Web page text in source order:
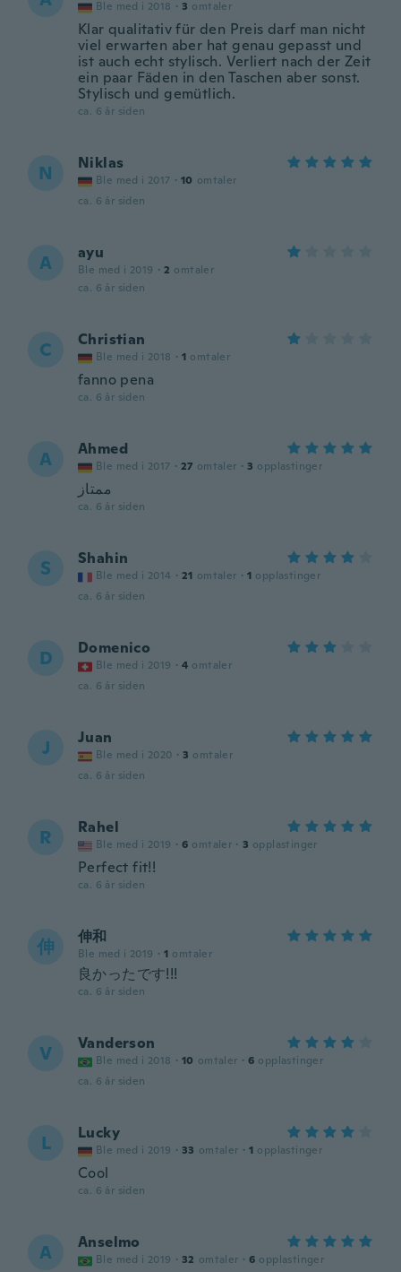
Ble med i 2018 · 3 omtaler
Klar qualitativ für den Preis darf man nicht
viel erwarten aber hat genau gepasst und
ist auch echt stylisch. Verliert nach der Zeit
ein paar Fäden in den Taschen aber sonst.
Stylisch und gemütlich.
ca. 6 år siden
N Niklas
Ble med i 2017 · 10 omtaler
ca. 6 år siden
A ayu
Ble med i 2019 · 2 omtaler
ca. 6 år siden
C Christian
Ble med i 2018 · 1 omtaler
fanno pena
ca. 6 år siden
A Ahmed
Ble med i 2017 · 27 omtaler · 3 opplastinger
ممتاز
ca. 6 år siden
S Shahin
Ble med i 2014 · 21 omtaler · 1 opplastinger
ca. 6 år siden
D Domenico
Ble med i 2019 · 4 omtaler
ca. 6 år siden
J Juan
Ble med i 2020 · 3 omtaler
ca. 6 år siden
R Rahel
Ble med i 2019 · 6 omtaler · 3 opplastinger
Perfect fit!!
ca. 6 år siden
伸 伸和
Ble med i 2019 · 1 omtaler
良かったです!!!
ca. 6 år siden
V Vanderson
Ble med i 2018 · 10 omtaler · 6 opplastinger
ca. 6 år siden
L Lucky
Ble med i 2019 · 33 omtaler · 1 opplastinger
Cool
ca. 6 år siden
A Anselmo
Ble med i 2019 · 32 omtaler · 6 opplastinger